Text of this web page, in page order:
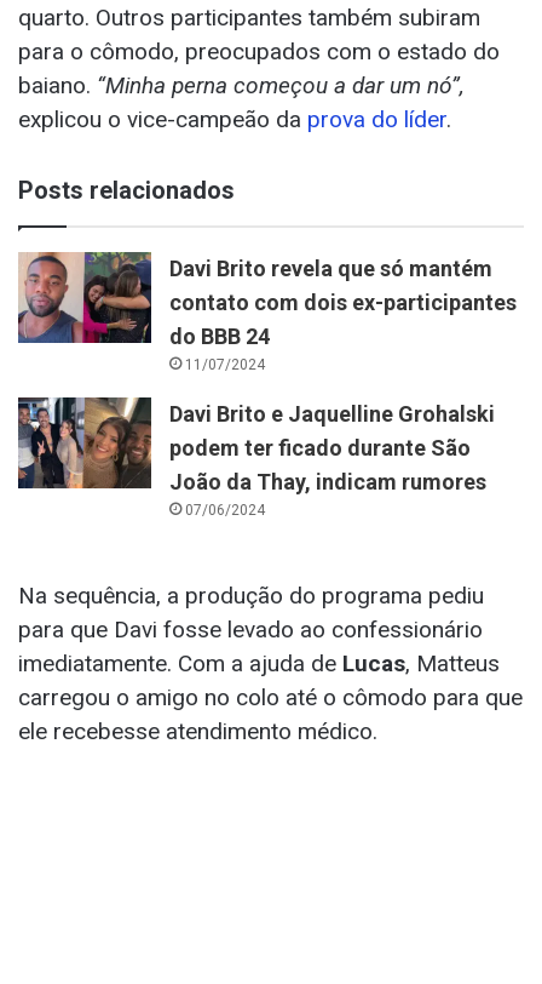
quarto. Outros participantes também subiram
para o cômodo, preocupados com o estado do
baiano. “Minha perna começou a dar um nó”,
explicou o vice-campeão da prova do líder.
Posts relacionados
Davi Brito revela que só mantém
contato com dois ex-participantes
do BBB 24
11/07/2024
Davi Brito e Jaquelline Grohalski
podem ter ficado durante São
João da Thay, indicam rumores
07/06/2024
Na sequência, a produção do programa pediu
para que Davi fosse levado ao confessionário
imediatamente. Com a ajuda de Lucas, Matteus
carregou o amigo no colo até o cômodo para que
ele recebesse atendimento médico.